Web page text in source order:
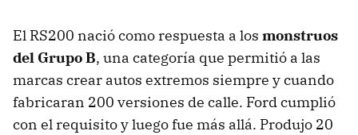
El RS200 nació como respuesta a los monstruos
del Grupo B, una categoría que permitió a las
marcas crear autos extremos siempre y cuando
fabricaran 200 versiones de calle. Ford cumplió
con el requisito y luego fue más allá. Produjo 20